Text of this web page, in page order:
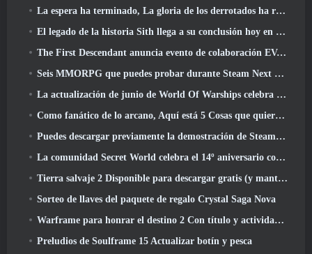
La espera ha terminado, La gloria de los derrotados ha regresado
El legado de la historia Sith llega a su conclusión hoy en la última actualización de SWTOR
The First Descendant anuncia evento de colaboración EVANGELION
Seis MMORPG que puedes probar durante Steam Next Fest
La actualización de junio de World Of Warships celebra el Día de la Independencia de EE. UU. con una nueva campaña narrativa
Como fanático de lo arcano, Aquí está 5 Cosas que quiero ver del MMO de Riot
Puedes descargar previamente la demostración de Steam Next Fest de Embers Of The Uncrowned Tomorrow
La comunidad Secret World celebra el 14º aniversario con un misterio que deberán resolver juntos
Tierra salvaje 2 Disponible para descargar gratis (y mantener) Por tiempo limitado
Sorteo de llaves del paquete de regalo Crystal Saga Nova
Warframe para honrar el destino 2 Con título y actividad especial en el juego
Preludios de Soulframe 15 Actualizar botín y pesca